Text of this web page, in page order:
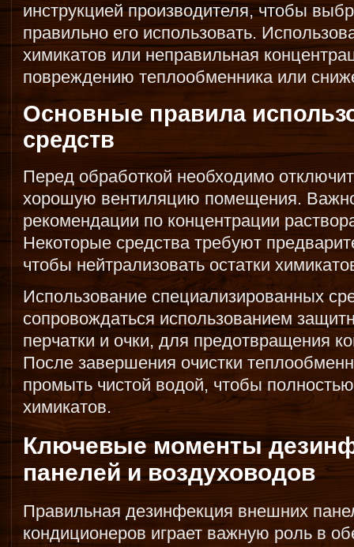
инструкцией производителя, чтобы
правильно его использовать.
химикатов или неправильная
повреждению теплообменника или
Основные правила
средств
Перед обработкой необходимо
хорошую вентиляцию помещения.
рекомендации по концентрации
Некоторые средства требуют
чтобы нейтрализовать остатки
Использование специализированных
сопровождаться использованием
перчатки и очки, для предотвращения
После завершения очистки
промыть чистой водой, чтобы
химикатов.
Ключевые моменты
панелей и воздуховодов
Правильная дезинфекция внешних
кондиционеров играет важную роль в